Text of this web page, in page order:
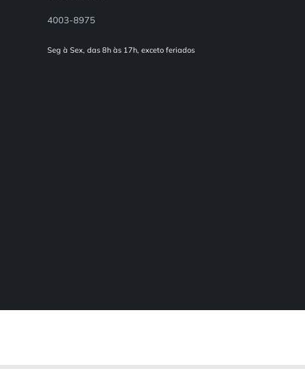
4003-8975
Seg à Sex, das 8h às 17h, exceto feriados